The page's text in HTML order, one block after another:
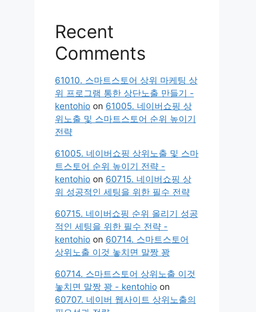
Recent
Comments
61010. 스마트스토어 상위 마케팅 상
위 프로그램 통한 상단노출 만들기 -
kentohio on 61005. 네이버쇼핑 상
위노출 및 스마트스토어 순위 높이기
전략
61005. 네이버쇼핑 상위노출 및 스마
트스토어 순위 높이기 전략 -
kentohio on 60715. 네이버쇼핑 상
위 성공적인 세팅을 위한 필수 전략
60715. 네이버쇼핑 순위 올리기 성공
적인 세팅을 위한 필수 전략 -
kentohio on 60714. 스마트스토어
상위노출 이것 놓치면 말짱 꽝
60714. 스마트스토어 상위노출 이것
놓치면 말짱 꽝 - kentohio on
60707. 네이버 웹사이트 상위노출의